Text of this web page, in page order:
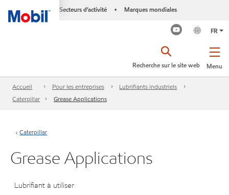
Secteurs d’activité • Marques mondiales
FR
Menu
Recherche sur le site web
Accueil Pour les entreprises
Lubrifiants industriels
Caterpillar
Grease Applications
Caterpillar
Grease Applications
Lubrifiant à utiliser